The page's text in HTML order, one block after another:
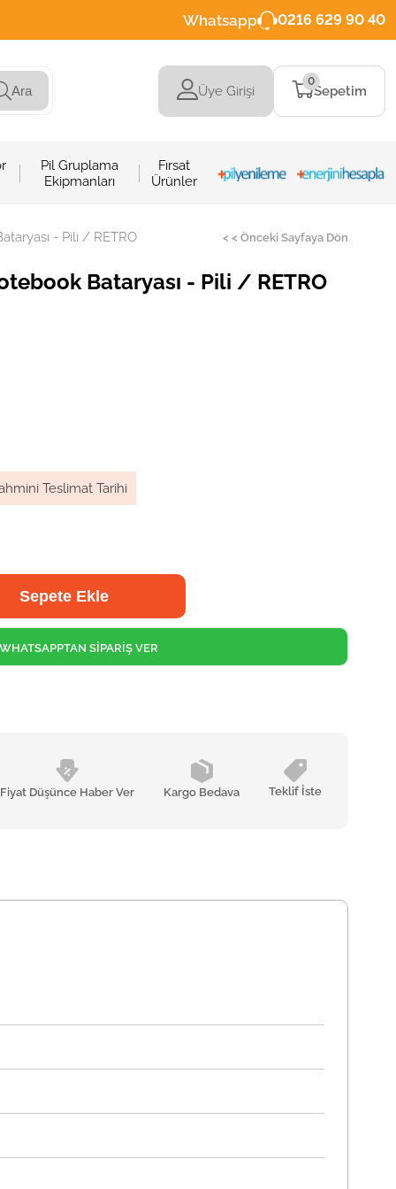
Whatsapp 0216 629 90 40
Ara Üye Girişi Sepetim
0
Pil Gruplama
Ekipmanları
Fırsat
Ürünler
- Pili / RETRO < < Önceki Sayfaya Dön
Bataryası - Pili / RETRO
Teslimat Tarihi
Fiyat Düşünce Haber Ver Kargo Bedava Teklif İste
SİPARİŞ VER